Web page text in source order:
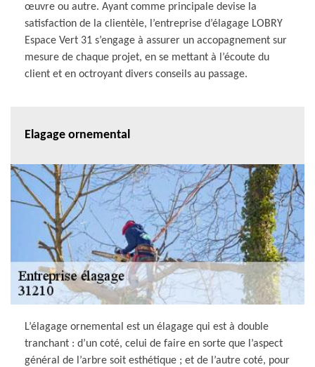
œuvre ou autre. Ayant comme principale devise la
satisfaction de la clientèle, l’entreprise d’élagage LOBRY
Espace Vert 31 s’engage à assurer un accopagnement sur
mesure de chaque projet, en se mettant à l’écoute du
client et en octroyant divers conseils au passage.
Elagage ornemental
L’élagage ornemental est un élagage qui est à double
tranchant : d’un coté, celui de faire en sorte que l’aspect
général de l’arbre soit esthétique ; et de l’autre coté, pour